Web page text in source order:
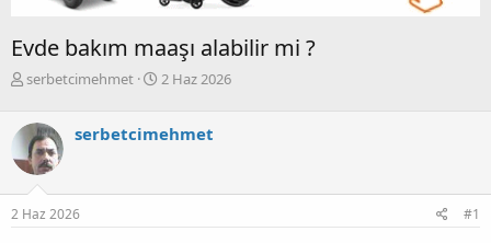
Evde bakım maaşı alabilir mi ?
K
b
u
y
u
b
serbetcimehmet
B
l
g
2 Haz 2026
serbetcimehmet
2 Haz 2026 #1